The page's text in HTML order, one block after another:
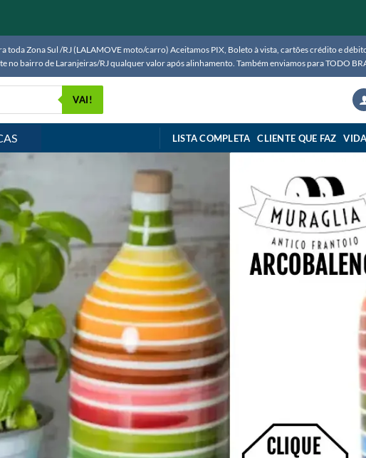
toda Zona Sul /RJ (LALAMOVE moto/carro) Aceitamos PIX, Boleto à vista, cartões crédito e
no bairro de Laranjeiras/RJ qualquer valor após alinhamento. Também enviamos para TODO
VAI!
LISTA COMPLETA CLIENTE QUE FAZ